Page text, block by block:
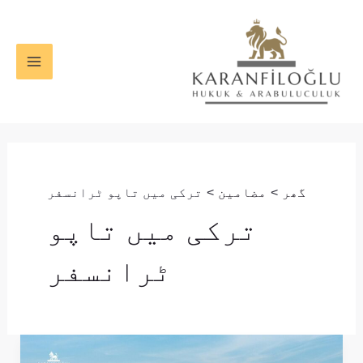
گھر مضامین ترکی میں تاپو ٹرانسفر
ترکی میں تاپو
ٹرانسفر
ترکی